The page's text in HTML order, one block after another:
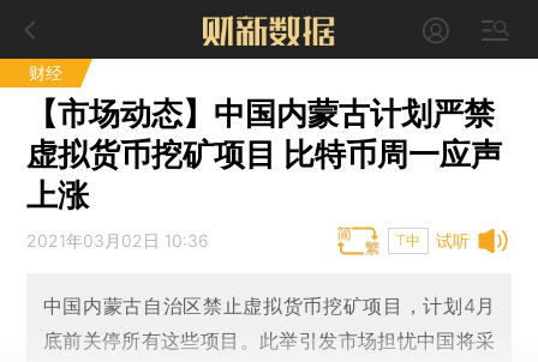
财经
【市场动态】中国内蒙古计划严禁
虚拟货币挖矿项目 比特币周一应声
上涨
试听
2021年03月02日 10:36 T中
中国内蒙古自治区禁止虚拟货币挖矿项目，计划4月
底前关停所有这些项目。此举引发市场担忧中国将采